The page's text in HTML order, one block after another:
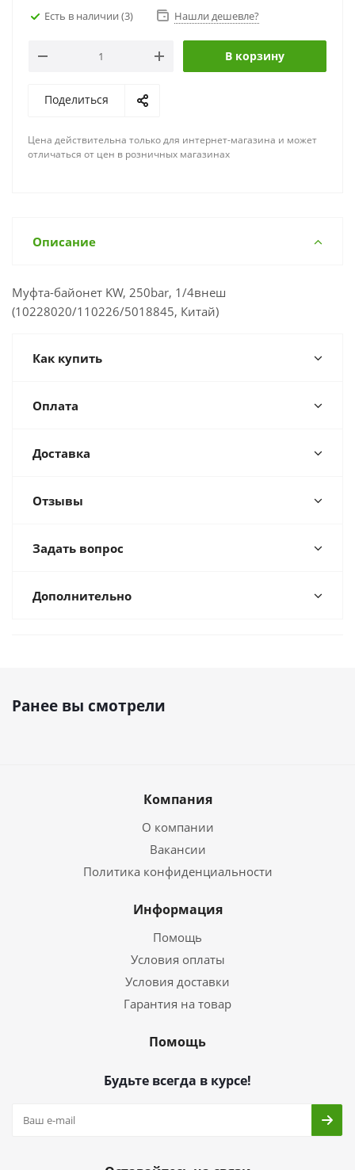
Есть в наличии (3) Нашли дешевле?
В корзину
Поделиться
Цена действительна только для интернет-магазина и может
отличаться от цен в розничных магазинах
Описание
Муфта-байонет KW, 250bar, 1/4внеш
(10228020/110226/5018845, Китай)
Как купить
Оплата
Доставка
Отзывы
Задать вопрос
Дополнительно
Ранее вы смотрели
Компания
О компании
Вакансии
Политика конфиденциальности
Информация
Помощь
Условия оплаты
Условия доставки
Гарантия на товар
Помощь
Будьте всегда в курсе!